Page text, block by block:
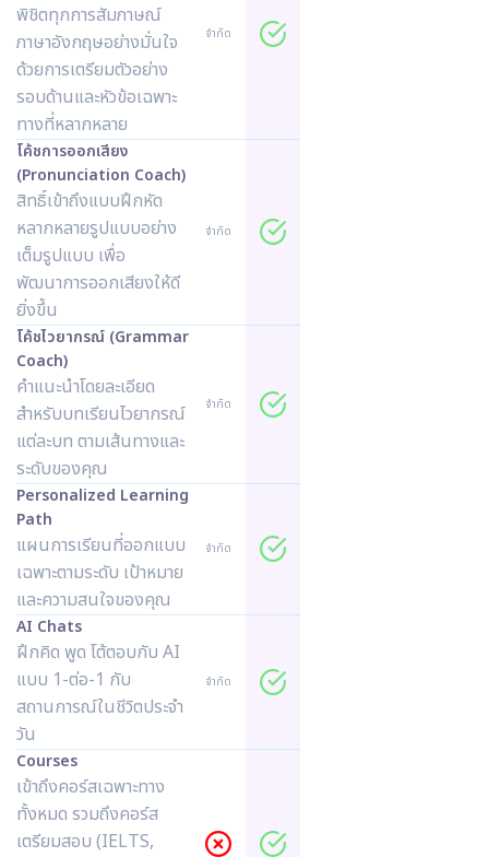
พิชิตทุกการสัมภาษณ์
ภาษาอังกฤษอย่างมั่นใจ
ด้วยการเตรียมตัวอย่าง
รอบด้านและหัวข้อเฉพาะ
ทางที่หลากหลาย
จำกัด
โค้ชการออกเสียง
(Pronunciation Coach)
สิทธิ์เข้าถึงแบบฝึกหัด
หลากหลายรูปแบบอย่าง
เต็มรูปแบบ เพื่อ
พัฒนาการออกเสียงให้ดี
ยิ่งขึ้น
จำกัด
โค้ชไวยากรณ์ (Grammar
Coach)
คำแนะนำโดยละเอียด
สำหรับบทเรียนไวยากรณ์
แต่ละบท ตามเส้นทางและ
ระดับของคุณ
จำกัด
Personalized Learning
Path
แผนการเรียนที่ออกแบบ
เฉพาะตามระดับ เป้าหมาย
และความสนใจของคุณ
จำกัด
AI Chats
ฝึกคิด พูด โต้ตอบกับ AI
แบบ 1-ต่อ-1 กับ
สถานการณ์ในชีวิตประจำ
วัน
จำกัด
Courses
เข้าถึงคอร์สเฉพาะทาง
ทั้งหมด รวมถึงคอร์ส
เตรียมสอบ (IELTS,